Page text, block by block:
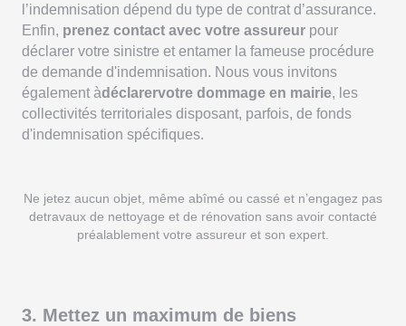
l’indemnisation dépend du type de contrat d’assurance.
Enfin, prenez contact avec votre assureur pour
déclarer votre sinistre et entamer la fameuse procédure
de demande d'indemnisation. Nous vous invitons
également àdéclarervotre dommage en mairie, les
collectivités territoriales disposant, parfois, de fonds
d'indemnisation spécifiques.
Ne jetez aucun objet, même abîmé ou cassé et n’engagez pas
detravaux de nettoyage et de rénovation sans avoir contacté
préalablement votre assureur et son expert.
3. Mettez un maximum de biens